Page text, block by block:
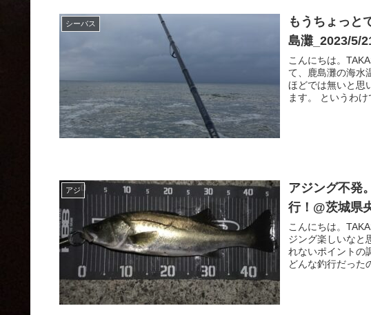
シーバス
もうちょっと
島灘_2023/5/
こんにちは。
て、鹿島灘の海水
ほどでは無いと思
ます。 というわけ
アジ
アジング不発
行！@茨城県
こんにちは。
ジング楽しいなと
れないポイントの
どんな釣行だった